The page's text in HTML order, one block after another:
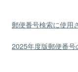
郵便番号検索に使用
2025年度版郵便番号